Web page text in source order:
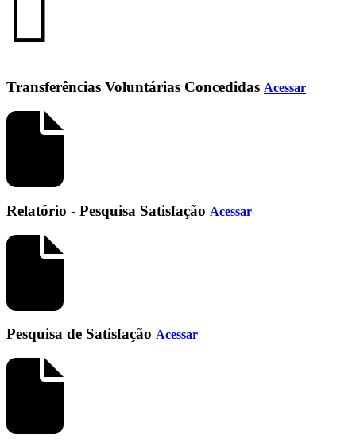
Transferências Voluntárias Concedidas Acessar
Relatório - Pesquisa Satisfação Acessar
Pesquisa de Satisfação Acessar